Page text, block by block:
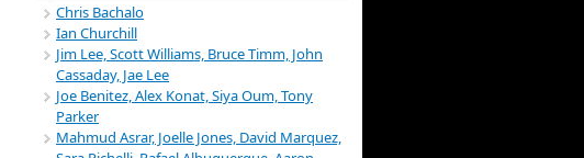
Chris Bachalo
Ian Churchill
Jim Lee, Scott Williams, Bruce Timm, John
Cassaday, Jae Lee
Joe Benitez, Alex Konat, Siya Oum, Tony
Parker
Mahmud Asrar, Joelle Jones, David Marquez,